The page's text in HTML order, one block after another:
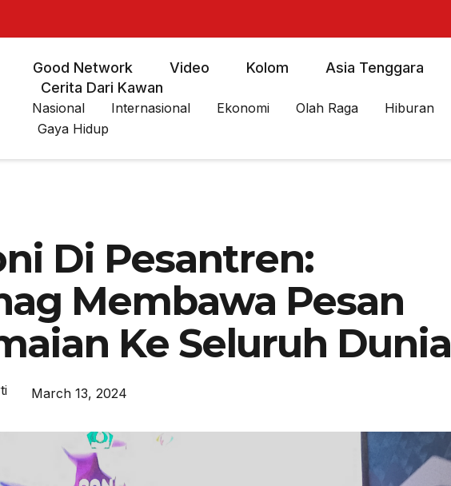
Good Network Video Kolom Asia Tenggara
Cerita Dari Kawan
Nasional Internasional Ekonomi Olah Raga Hiburan
Gaya Hidup
Di Pesantren:
Membawa Pesan
Ke Seluruh Dunia
March 13, 2024